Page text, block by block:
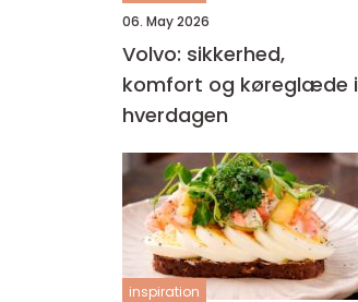
06. May 2026
Volvo: sikkerhed,
komfort og køreglæde i
hverdagen
inspiration